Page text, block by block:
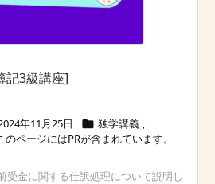
記3級講座]
年11月25日  独学講義 ,
受金に関する仕訳処理について説明し